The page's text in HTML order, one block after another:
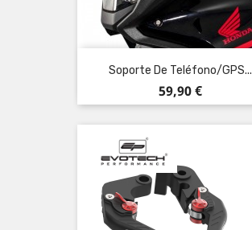
Soporte De Teléfono/GPS...
Precio
59,90 €